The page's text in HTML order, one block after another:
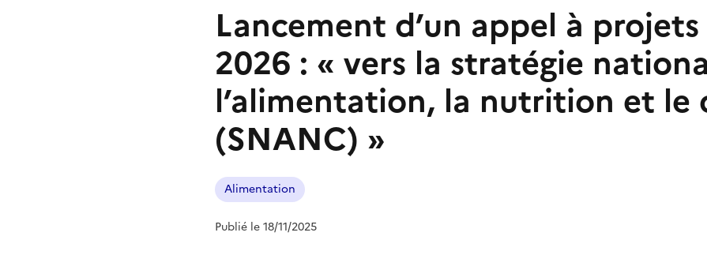
Lancement d’un appel à
2026 : « vers la stratégie
l’alimentation, la nutrition et le
(SNANC) »
Alimentation
Publié le 18/11/2025